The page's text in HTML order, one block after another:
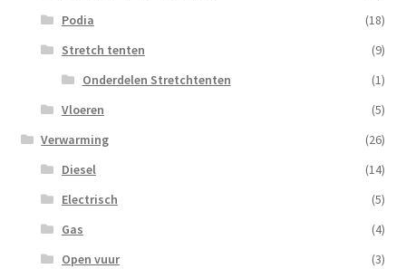
Podia
(18)
Stretch tenten
(9)
Onderdelen Stretchtenten
(1)
Vloeren
(5)
Verwarming
(26)
Diesel
(14)
Electrisch
(5)
Gas
(4)
Open vuur
(3)